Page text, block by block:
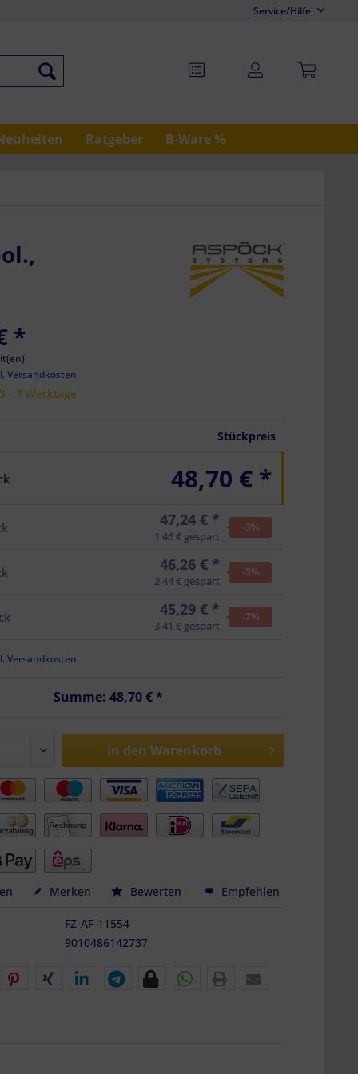
Service/Hilfe
Ratgeber B-Ware %
*
Versandkosten
- 7 Werktage
Stückpreis
48,70 € *
47,24 € *
1,46 € gespart
-3%
46,26 € *
2,44 € gespart
-5%
45,29 € *
3,41 € gespart
-7%
Versandkosten
Summe:48,70 €*
In den Warenkorb
Merken Bewerten Empfehlen
FZ-AF-11554
9010486142737